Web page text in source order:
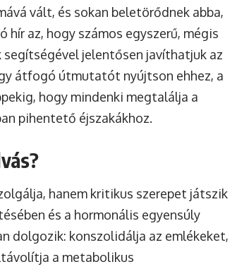
vált, és sokan beletörődnek abba,
hír az, hogy számos egyszerű, mégis
jelentősen javíthatjuk az
átfogó útmutatót nyújtson ehhez, a
hogy mindenki megtalálja a
pihentető éjszakákhoz.
hanem kritikus szerepet játszik
és a hormonális egyensúly
dolgozik: konszolidálja az emlékeket,
a metabolikus